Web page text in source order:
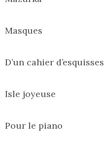
Masques
D’un cahier d’esquisses
Isle joyeuse
Pour le piano